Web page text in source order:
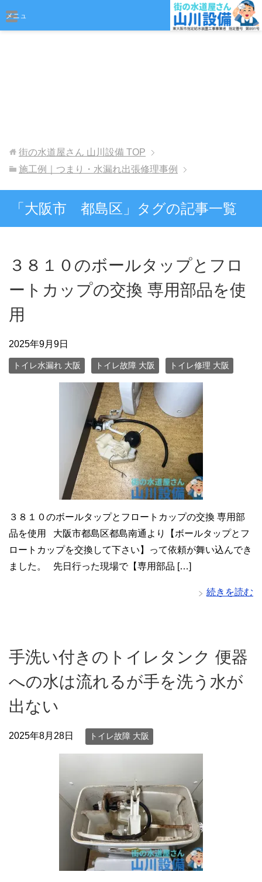
メニュ
街の水道屋さん 山川設備 TOP
施工例｜つまり・水漏れ出張修理事例
「大阪市 都島区」タグの記事一覧
３８１０のボールタップとフロ
ートカップの交換 専用部品を使
用
2025年9月9日
トイレ水漏れ 大阪 トイレ故障 大阪 トイレ修理 大阪
３８１０のボールタップとフロートカップの交換 専用部
品を使用 大阪市都島区都島南通より【ボールタップとフ
ロートカップを交換して下さい】って依頼が舞い込んでき
ました。 先日行った現場で【専用部品 […]
続きを読む
手洗い付きのトイレタンク 便器
への水は流れるが手を洗う水が
出ない
2025年8月28日 トイレ故障 大阪